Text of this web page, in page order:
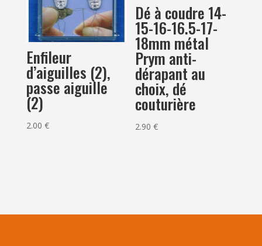
Enfileur
d’aiguilles (2),
passe aiguille
(2)
2.00 €
Dé à coudre 14-
15-16-16.5-17-
18mm métal
Prym anti-
dérapant au
choix, dé
couturière
2.90€